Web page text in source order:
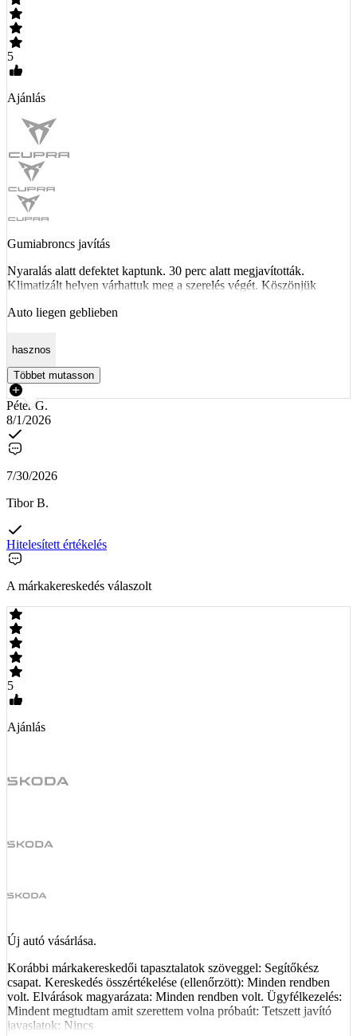
5
Ajánlás
Gumiabroncs javítás
Nyaralás alatt defektet kaptunk. 30 perc alatt megjavították.
Klimatizált helyen várhattuk meg a szerelés végét. Köszönjük
Auto liegen geblieben
hasznos
Többet mutasson
Péter G.
8/1/2026
7/30/2026
Tibor B.
Hitelesített értékelés
A márkakereskedés válaszolt
5
Ajánlás
Új autó vásárlása.
Korábbi márkakereskedői tapasztalatok szöveggel: Segítőkész
csapat. Kereskedés összértékelése (ellenőrzött): Minden rendben
volt. Elvárások magyarázata: Minden rendben volt. Ügyfélkezelés:
Mindent megtudtam amit szerettem volna próbaút: Tetszett javító
javaslatok: Nincs